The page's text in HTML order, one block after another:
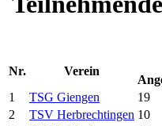
Nr.
Verein
1
TSG Giengen 19
2
TSV Herbrechtingen 10